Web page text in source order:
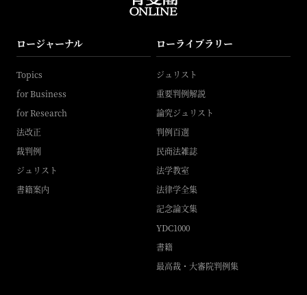
ロージャーナル
Topics
for Business
for Research
法改正
裁判例
ジュリスト
書籍案内
ローライブラリー
ジュリスト
重要判例解説
論究ジュリスト
判例百選
民商法雑誌
法学教室
法律学全集
記念論文集
YDC1000
書籍
最高裁・大審院判例集